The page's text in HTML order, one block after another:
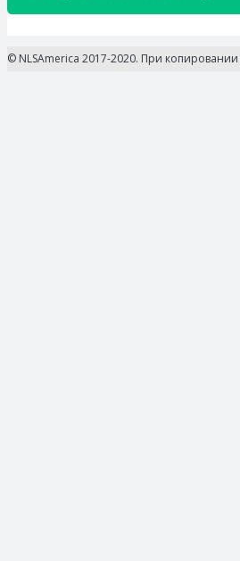
© NLSAmerica 2017-2020. При